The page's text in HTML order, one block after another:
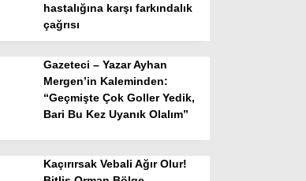
hastalığına karşı farkındalık
çağrısı
Gazeteci – Yazar Ayhan
Mergen’in Kaleminden:
“Geçmişte Çok Goller Yedik,
Bari Bu Kez Uyanık Olalım”
Kaçırırsak Vebali Ağır Olur!